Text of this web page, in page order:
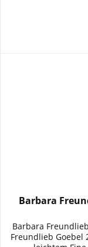
Barbara
Barbara
Freundlieb Goebel